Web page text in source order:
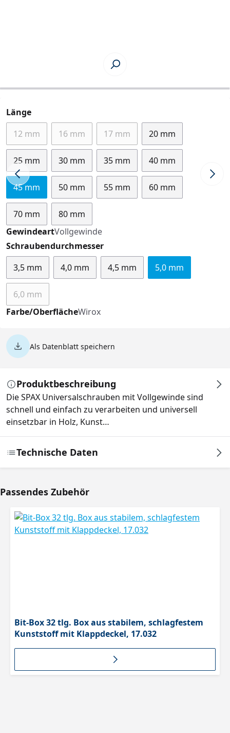
Längeauswählen
12 mm(Diese Option ist zurzeit nicht verfügbar.)
16 mm(Diese Option ist zurzeit nicht verfügbar.)
17 mm(Diese Option ist zurzeit nicht
20 mm
25 mm 30 mm 35 mm 40 mm
45 mm 50 mm 55 mm 60 mm
70 mm
80 mm
GewindeartVollgewinde
Schraubendurchmesserauswählen
3,5 mm
4,0 mm 4,5 mm 5,0 mm
6,0 mm(Diese Option ist zurzeit nicht verfügbar.)
Farbe/OberflächeWirox
Als Datenblatt speichern
Produktbeschreibung
Die SPAX Universalschrauben mit Vollgewinde sind
schnell und einfach zu verarbeiten und universell
einsetzbar in Holz, Kunst…
Technische Daten
Passendes Zubehör
Produktgalerie überspringen
Bit-Box 32 tlg. Box aus stabilem, schlagfestem
Kunststoff mit Klappdeckel, 17.032